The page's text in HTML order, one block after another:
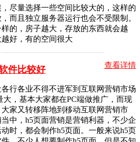
尽量选择一些空间比较大的，这样的
而且独立服务器运行也会不受限制。
的，房子越大，存放的东西就会越
好，有的空间很大
查看详情
件比较好
行各业不得不进军到互联网营销市场
大，基本大家都在PC端做推广，而现
家又转移阵地到移动互联网营销市
中，h5页面营销是营销利器，不少企
时，都会制作h5页面。一般来说h5页